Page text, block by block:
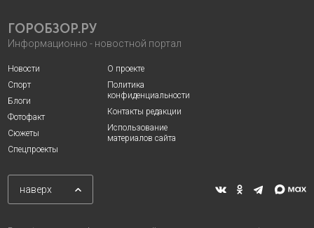
ГОРОБЗОР.РУ
Информационно - новостной портал
Новости
Спорт
Блоги
Фотофакт
Сюжеты
Спецпроекты
О проекте
Политика
конфиденциальности
Контакты редакции
Использование
материалов сайта
наверх